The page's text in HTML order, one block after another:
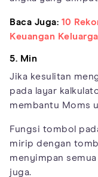
Baca Juga: 10
Keuangan Keluarga
5. Min
Jika kesulitan
pada layar
membantu Moms
Fungsi tombol
mirip dengan
menyimpan
juga.